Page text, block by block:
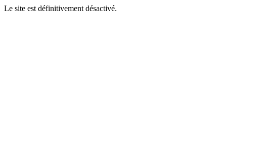
Le site est définitivement désactivé.